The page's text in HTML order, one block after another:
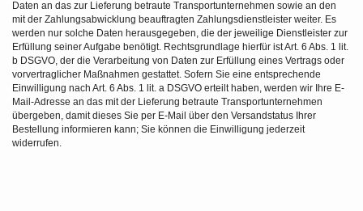
Daten an das zur Lieferung betraute Transportunternehmen sowie an den
mit der Zahlungsabwicklung beauftragten Zahlungsdienstleister weiter. Es
werden nur solche Daten herausgegeben, die der jeweilige Dienstleister zur
Erfüllung seiner Aufgabe benötigt. Rechtsgrundlage hierfür ist Art. 6 Abs. 1 lit.
b DSGVO, der die Verarbeitung von Daten zur Erfüllung eines Vertrags oder
vorvertraglicher Maßnahmen gestattet. Sofern Sie eine entsprechende
Einwilligung nach Art. 6 Abs. 1 lit. a DSGVO erteilt haben, werden wir Ihre E-
Mail-Adresse an das mit der Lieferung betraute Transportunternehmen
übergeben, damit dieses Sie per E-Mail über den Versandstatus Ihrer
Bestellung informieren kann; Sie können die Einwilligung jederzeit
widerrufen.